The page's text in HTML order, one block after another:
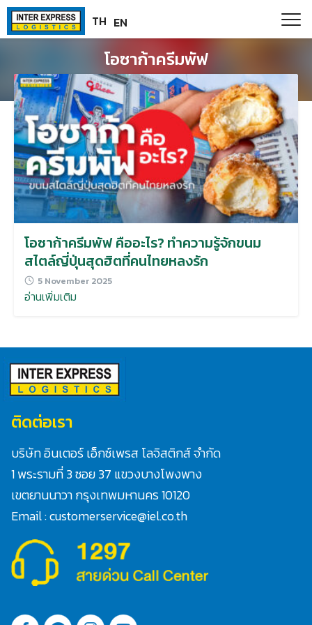
Paste this code as high in the of the page as possible:
content
TH EN
Search
โอซาก้าครีมพัฟ
โอซาก้าครีมพัฟ คืออะไร? ทำความรู้จักขนม
สไตล์ญี่ปุ่นสุดฮิตที่คนไทยหลงรัก
5 November 2025
อ่านเพิ่มเติม
ติดต่อเรา
บริษัท อินเตอร์ เอ็กซ์เพรส โลจิสติกส์ จำกัด
1 พระรามที่ 3 ซอย 37 แขวงบางโพงพาง
เขตยานนาวา กรุงเทพมหานคร 10120
Email : customerservice@iel.co.th